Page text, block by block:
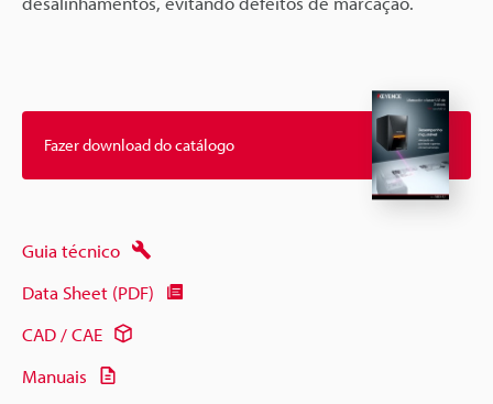
Fazer download do catálogo
Guia técnico
Data Sheet (PDF)
CAD / CAE
Manuais